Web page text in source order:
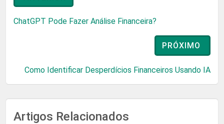
ChatGPT Pode Fazer Análise Financeira?
PRÓXIMO
Como Identificar Desperdícios Financeiros Usando IA
Artigos Relacionados